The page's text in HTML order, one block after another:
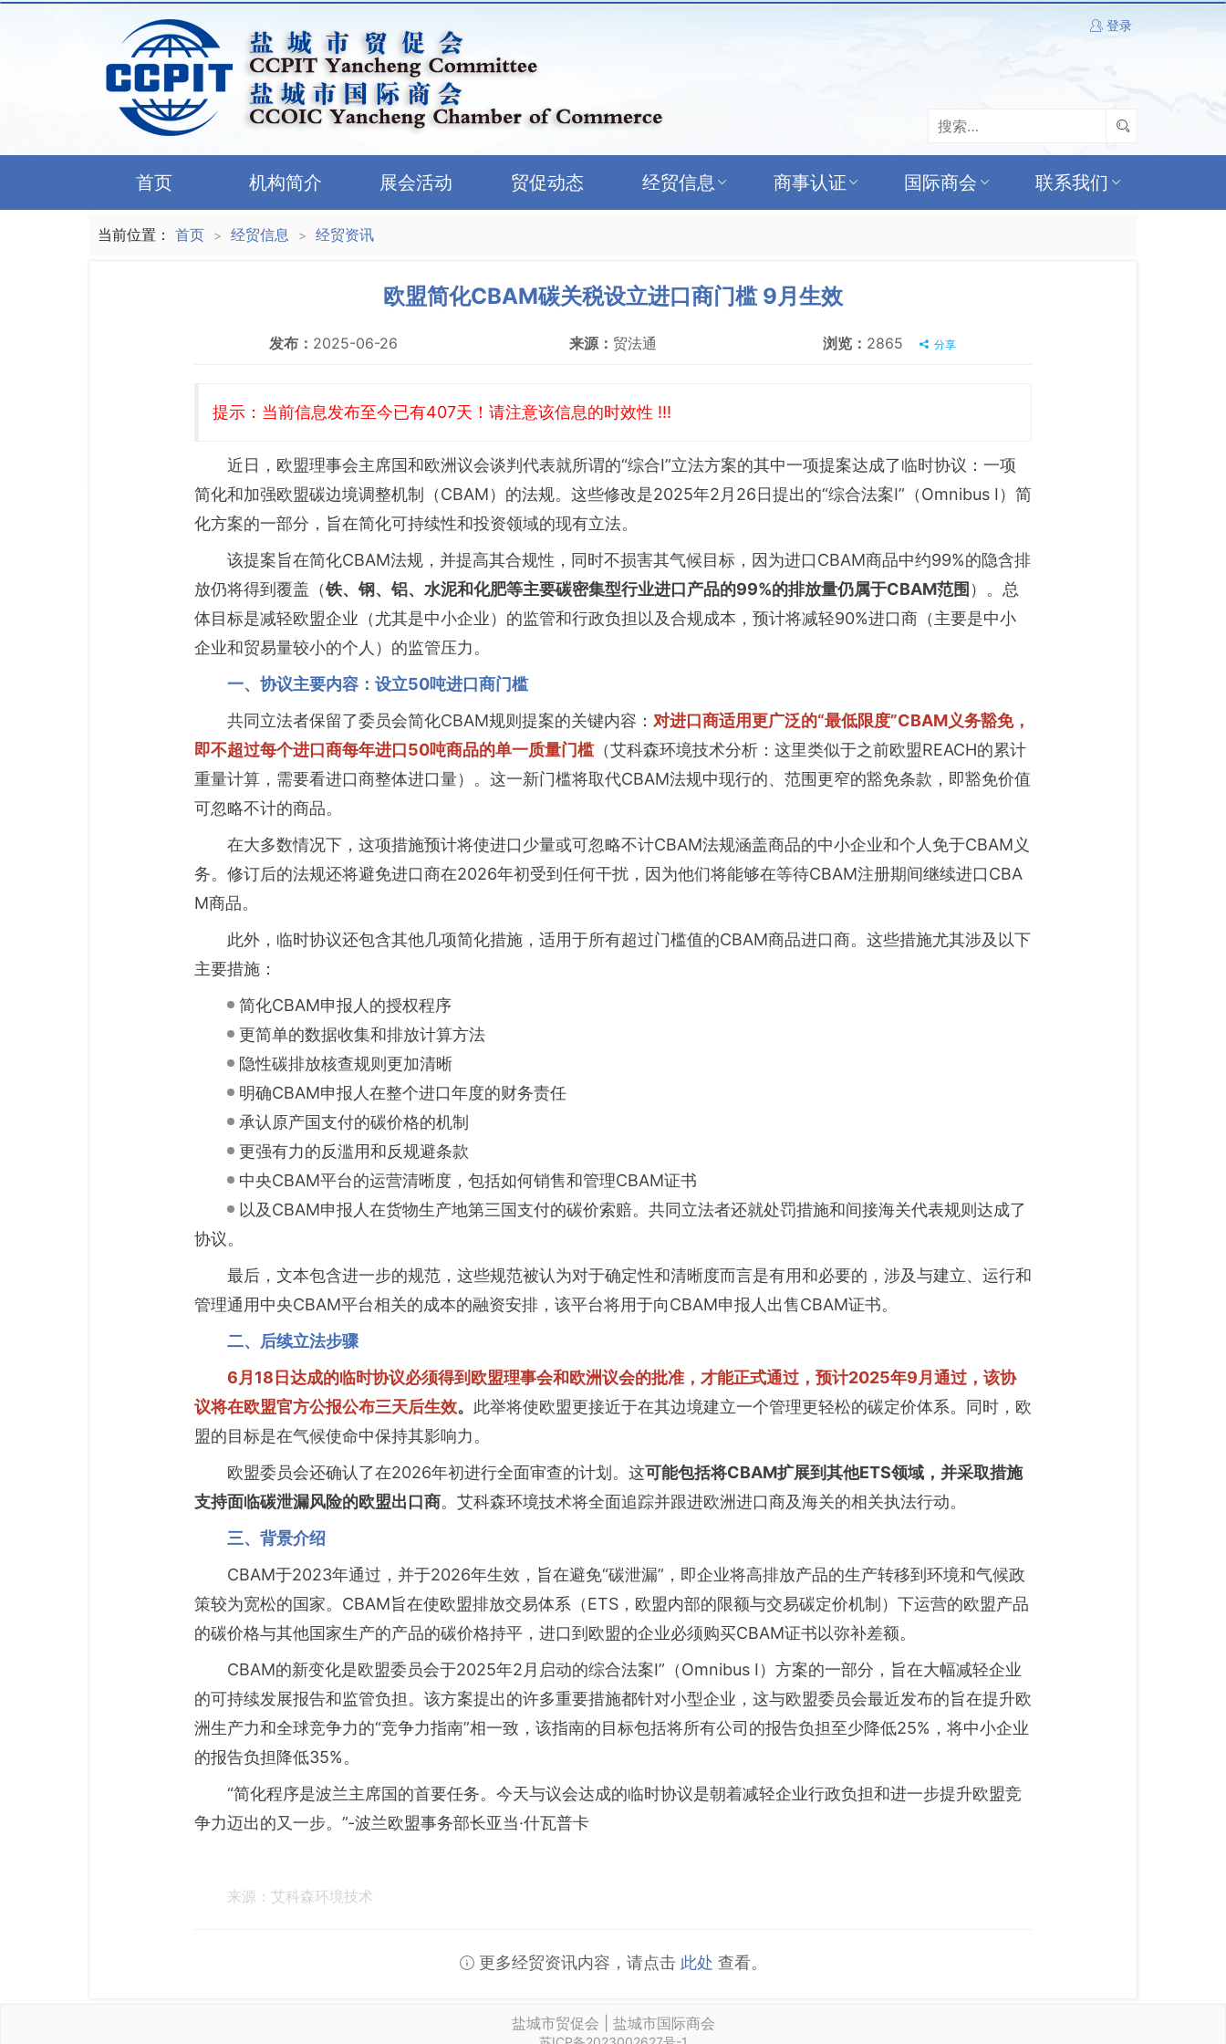
登录
首页 机构简介 展会活动 贸促动态 经贸信息 商事认证 国际商会 联系我们
当前位置： 首页 > 经贸信息 > 经贸资讯
欧盟简化CBAM碳关税设立进口商门槛 9月生效
发布： 2025-06-26 来源： 贸法通 浏览： 2865 分享
提示：当前信息发布至今已有407天！请注意该信息的时效性 !!!
近日，欧盟理事会主席国和欧洲议会谈判代表就所谓的“综合I”立法方案的其中一项提案达成了临时协议：一项
简化和加强欧盟碳边境调整机制（CBAM）的法规。这些修改是2025年2月26日提出的“综合法案I”（Omnibus I）简
化方案的一部分，旨在简化可持续性和投资领域的现有立法。
该提案旨在简化CBAM法规，并提高其合规性，同时不损害其气候目标，因为进口CBAM商品中约99%的隐含排
放仍将得到覆盖（铁、钢、铝、水泥和化肥等主要碳密集型行业进口产品的99%的排放量仍属于CBAM范围 ）。总
体目标是减轻欧盟企业（尤其是中小企业）的监管和行政负担以及合规成本，预计将减轻90%进口商（主要是中小
企业和贸易量较小的个人）的监管压力。
一、协议主要内容：设立50吨进口商门槛
共同立法者保留了委员会简化CBAM规则提案的关键内容： 对进口商适用更广泛的“最低限度”CBAM义务豁免，
即不超过每个进口商每年进口50吨商品的单一质量门槛（艾科森环境技术分析：这里类似于之前欧盟REACH的累计
重量计算，需要看进口商整体进口量）。这一新门槛将取代CBAM法规中现行的、范围更窄的豁免条款，即豁免价值
可忽略不计的商品。
在大多数情况下，这项措施预计将使进口少量或可忽略不计CBAM法规涵盖商品的中小企业和个人免于CBAM义
务。修订后的法规还将避免进口商在2026年初受到任何干扰，因为他们将能够在等待CBAM注册期间继续进口CBA
M商品。
此外，临时协议还包含其他几项简化措施，适用于所有超过门槛值的CBAM商品进口商。这些措施尤其涉及以下
主要措施：
简化CBAM申报人的授权程序
更简单的数据收集和排放计算方法
隐性碳排放核查规则更加清晰
明确CBAM申报人在整个进口年度的财务责任
承认原产国支付的碳价格的机制
更强有力的反滥用和反规避条款
中央CBAM平台的运营清晰度，包括如何销售和管理CBAM证书
以及CBAM申报人在货物生产地第三国支付的碳价索赔。共同立法者还就处罚措施和间接海关代表规则达成了
协议。
最后，文本包含进一步的规范，这些规范被认为对于确定性和清晰度而言是有用和必要的，涉及与建立、运行和
管理通用中央CBAM平台相关的成本的融资安排，该平台将用于向CBAM申报人出售CBAM证书。
二、后续立法步骤
6月18日达成的临时协议必须得到欧盟理事会和欧洲议会的批准，才能正式通过，预计2025年9月通过，该协
议将在欧盟官方公报公布三天后生效。 此举将使欧盟更接近于在其边境建立一个管理更轻松的碳定价体系。同时，欧
盟的目标是在气候使命中保持其影响力。
欧盟委员会还确认了在2026年初进行全面审查的计划。这可能包括将CBAM扩展到其他ETS领域，并采取措施
支持面临碳泄漏风险的欧盟出口商。艾科森环境技术将全面追踪并跟进欧洲进口商及海关的相关执法行动。
三、背景介绍
CBAM于2023年通过，并于2026年生效，旨在避免“碳泄漏”，即企业将高排放产品的生产转移到环境和气候政
策较为宽松的国家。CBAM旨在使欧盟排放交易体系（ETS，欧盟内部的限额与交易碳定价机制）下运营的欧盟产品
的碳价格与其他国家生产的产品的碳价格持平，进口到欧盟的企业必须购买CBAM证书以弥补差额。
CBAM的新变化是欧盟委员会于2025年2月启动的综合法案I”（Omnibus I）方案的一部分，旨在大幅减轻企业
的可持续发展报告和监管负担。该方案提出的许多重要措施都针对小型企业，这与欧盟委员会最近发布的旨在提升欧
洲生产力和全球竞争力的“竞争力指南”相一致，该指南的目标包括将所有公司的报告负担至少降低25%，将中小企业
的报告负担降低35%。
“简化程序是波兰主席国的首要任务。今天与议会达成的临时协议是朝着减轻企业行政负担和进一步提升欧盟竞
争力迈出的又一步。”-波兰欧盟事务部长亚当·什瓦普卡
来源：艾科森环境技术
更多经贸资讯内容，请点击 此处 查看。
盐城市贸促会 | 盐城市国际商会